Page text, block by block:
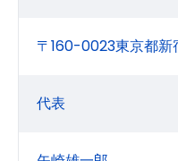
〒160-0023東京都
代表